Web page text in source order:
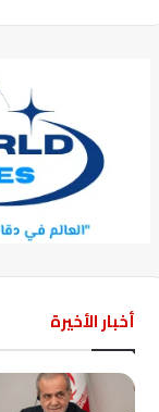
أخبار الأخيرة